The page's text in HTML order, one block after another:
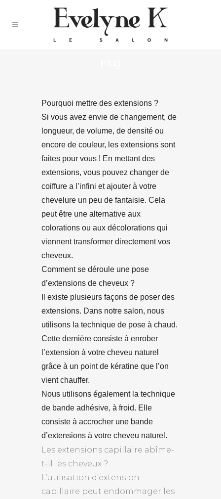
Pourquoi mettre des extensions ?
Si vous avez envie de changement, de
longueur, de volume, de densité ou
encore de couleur, les extensions sont
faites pour vous ! En mettant des
extensions, vous pouvez changer de
coiffure a l’infini et ajouter à votre
chevelure un peu de fantaisie. Cela
peut être une alternative aux
colorations ou aux décolorations qui
viennent transformer directement vos
cheveux.
Comment se déroule une pose
d’extensions de cheveux ?
Il existe plusieurs façons de poser des
extensions. Dans notre salon, nous
utilisons la technique de pose à chaud.
Cette dernière consiste à enrober
l’extension à votre cheveu naturel
grâce à un point de kératine que l’on
vient chauffer.
Nous utilisons également la technique
de bande adhésive, à froid. Elle
consiste à accrocher une bande
d’extensions à votre cheveu naturel.
Les extensions capillaire abîme-
t-il les cheveux ?
L’utilisation d’extension
capillaire peut endommager les